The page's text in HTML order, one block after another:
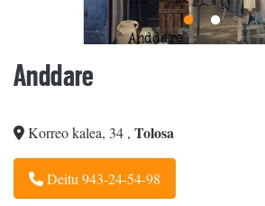
Anddare
Korreo kalea, 34 , Tolosa
Deitu 943-24-54-98